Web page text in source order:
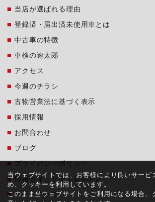
当店が選ばれる理由
登録済・届出済未使用車とは
中古車の特徴
車検の速太郎
アクセス
今週のチラシ
古物営業法に基づく表示
採用情報
お問合わせ
ブログ
プライバシーポリシー
情報セキュリティ基本方針
サイトマップ
当ウェブサイトでは、お客様により良いサービ
め、クッキーを利用しています。
このまま当ウェブサイトをご利用になる場合、